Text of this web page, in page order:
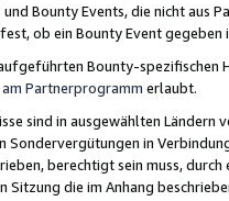
Bounty Events, die nicht
ob ein Bounty Event
Bounty-spezifischen
Partnerprogramm erlaubt.
sind in ausgewählten Ländern
Sondervergütungen in
berechtigt sein muss,
Sitzung die im Anhang